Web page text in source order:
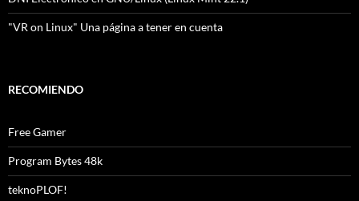
"VR on Linux" Una página a tener en cuenta
RECOMIENDO
Free Gamer
Program Bytes 48k
teknoPLOF!